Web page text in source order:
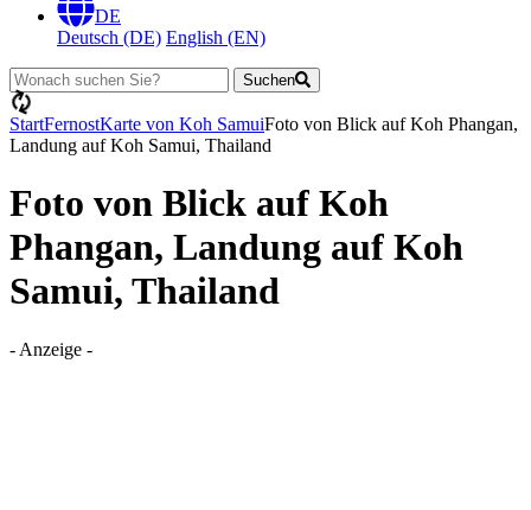
DE
Deutsch (DE) English (EN)
Suchen
StartFernostKarte von Koh SamuiFoto von Blick auf Koh Phangan,
Landung auf Koh Samui, Thailand
Foto von Blick auf Koh
Phangan, Landung auf Koh
Samui, Thailand
- Anzeige -